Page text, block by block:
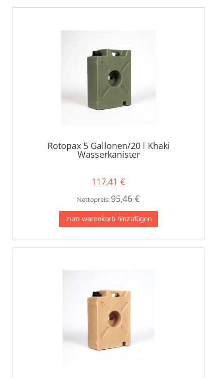
Rotopax 5 Gallonen/20 l Khaki
Wasserkanister
117,41 €
Nettopreis: 95,46 €
zum warenkorb hinzufügen